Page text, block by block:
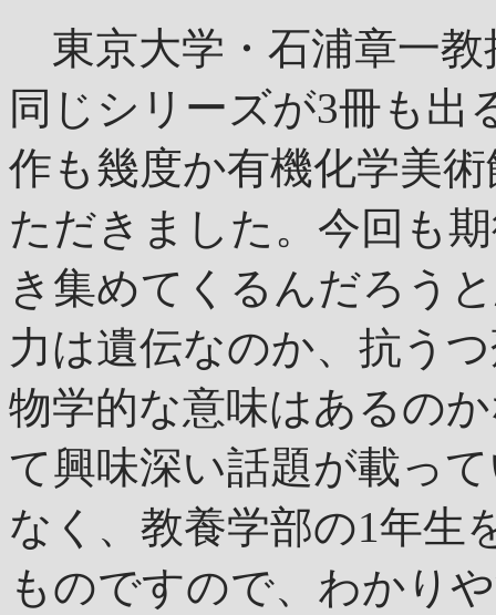
東京大学・石浦章一教
同じシリーズが3冊も出
作も幾度か有機化学美
ただきました。今回も
き集めてくるんだろう
力は遺伝なのか、抗う
物学的な意味はあるの
て興味深い話題が載っ
なく、教養学部の1年生
ものですので、わかり